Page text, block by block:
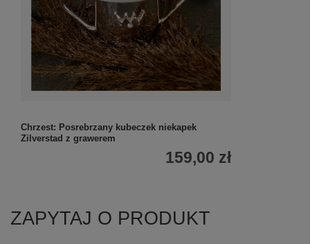
Chrzest: Posrebrzany kubeczek niekapek
Zilverstad z grawerem
159,00 zł
ZAPYTAJ O PRODUKT